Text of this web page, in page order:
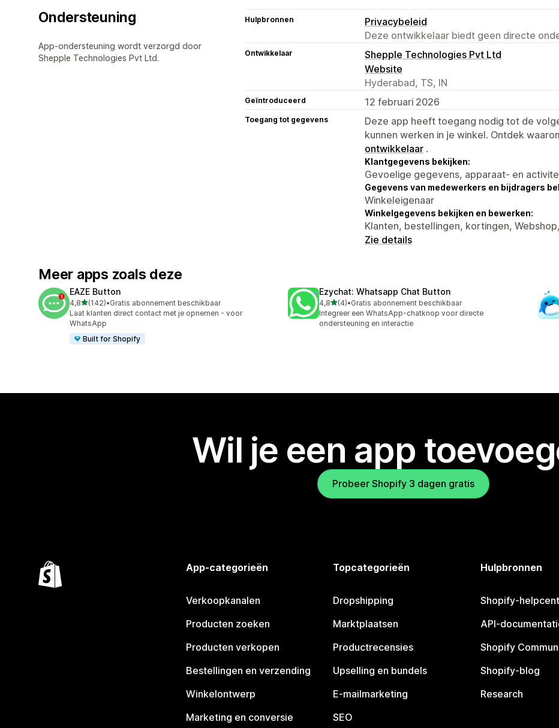
Ondersteuning
App-ondersteuning wordt verzorgd door
Shepple Technologies Pvt Ltd.
Hulpbronnen
Privacybeleid
Deze ontwikkelaar biedt geen directe
Ontwikkelaar
Shepple Technologies Pvt Ltd
Website
Hyderabad, TS, IN
Geïntroduceerd 12 februari 2026
Toegang tot gegevens
Deze app heeft toegang nodig tot de
kunnen werken in je winkel. Ontdek
ontwikkelaar .
Klantgegevens bekijken:
Gevoelige gegevens, apparaat- en
Gegevens van medewerkers en bijdragers
Winkeleigenaar
Winkelgegevens bekijken en bewerken:
Klanten, bestellingen, kortingen,
Zie details
Meer apps zoals deze
EAZE Button
4,8van 5 sterren
(142)
142 recensies in totaal
•Gratis abonnement beschikbaar
Laat klanten direct contact met je opnemen - voor
WhatsApp
Built for Shopify
Ezychat: Whatsapp Chat Button
4,8van 5 sterren
(4)
4 recensies in totaal
•Gratis abonnement beschikbaar
Integreer een WhatsApp-chatknop voor directe
ondersteuning en interactie
Wil je een app
Probeer Shopify 3 dagen gratis
App-categorieën
Verkoopkanalen
Producten zoeken
Producten verkopen
Bestellingen en verzending
Winkelontwerp
Marketing en conversie
Topcategorieën
Dropshipping
Marktplaatsen
Productrecensies
Upselling en bundels
E-mailmarketing
SEO
Hulpbronnen
Shopify-
API-
Shopify
Shopify-blog
Research